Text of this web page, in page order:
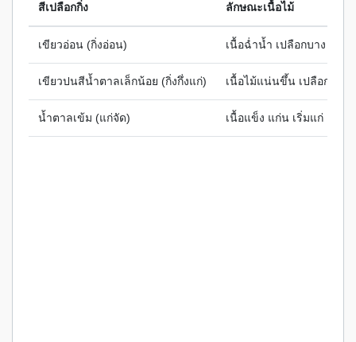
สีเปลือกกิ่ง ลักษณะเนื้อไม้
เขียวอ่อน (กิ่งอ่อน) เนื้อฉ่ำน้ำ เปลือกบาง
เขียวปนสีน้ำตาลเล็กน้อย (กิ่งกึ่งแก่) เนื้อไม้แน่นขึ้น เปลือกเริ่ม
น้ำตาลเข้ม (แก่จัด) เนื้อแข็ง แก่น เริ่มแก่